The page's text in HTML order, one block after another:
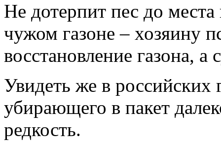
Не дотерпит пес до
чужом газоне – хозяину
восстановление газона,
Увидеть же в российских
убирающего в пакет
редкость.